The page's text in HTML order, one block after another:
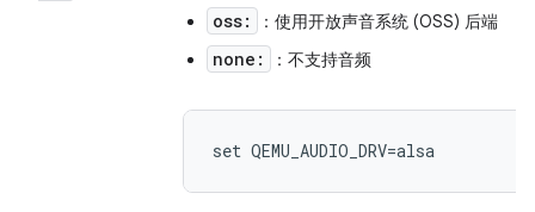
oss: ：使用开放声音系统 (OSS) 后端
none: ：不支持音频